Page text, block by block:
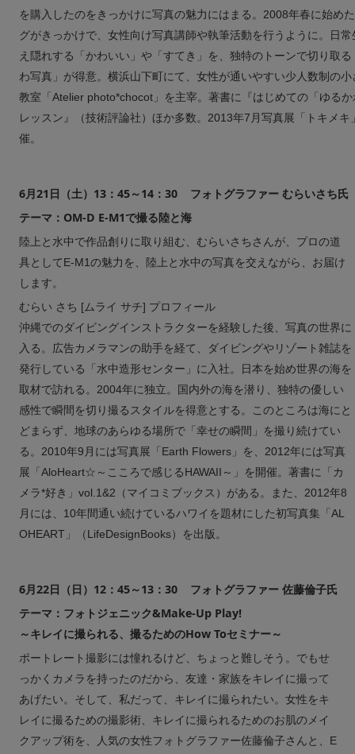
を購入したのをきっかけに写真の魅力にはまる。2008年春に始め
グがきっかけで、女性向け写真講師や執筆活動を行うように。日
え隠れする「かわいい」や「すてき」を、独特のトーンで切り取
わ写真」が得意。横浜山下町にて、女性が通いやすい少人数制の
教室「Atelier photo*chocot」を主宰。著書に『はじめての「ゆる
レッスン』（技術評論社）ほか多数。2013年7月写真展「トキメキ
催。
6月21日（土）13：45～14：30 フォトグラファー むらいさち氏
テーマ：OM-D E-M1で撮る陸と海
陸上と水中で作品創りに取り組む、むらいさちさんが、プロの道
具としてE-M1の魅力を、陸上と水中の写真を交えながら、お届け
します。
むらい さち [ムライ サチ] プロフィール
沖縄でのダイビングインストラクターを経験した後、写真の世界に
入る。広告カメラマンの助手を経て、ダイビングやリゾート雑誌を
発行している「水中造形センター」に入社。日本を始め世界の海を
取材で訪れる。2004年に独立。国内外の海を潜り、独特の優しい
感性で瞬間を切り撮るスタイルを得意とする。このところは海にと
どまらず、地球のあらゆる場所で「幸せの瞬間」を撮り続けてい
る。2010年9月には写真展「Earth Flowers」を、2012年には写真
展「AloHeart☆～こころで感じるHAWAII～」を開催。著書に「カ
メラ*好き」vol.1&2（マイコミブックス）がある。また、2012年8
月には、10年間通い続けているハワイを題材にした初写真集「AL
OHEART」（LifeDesignBooks）を出版。
6月22日（日）12：45～13：30 フォトグラファー 佐藤倫子氏
テーマ：フォトジェニック&Make-Up Play!
～キレイに撮られる、撮るためのHow Toセミナー～
ポートレート撮影には憧れるけど、ちょっと難しそう。でもせ
っかくカメラを持ったのだから、友達・家族をキレイに撮って
あげたい。そして、私だって、キレイに撮られたい。女性をキ
レイに撮るための撮影術、キレイに撮られるためのお肌のメイ
クアップ術を、人気の女性フォトグラファー佐藤倫子さんと、E